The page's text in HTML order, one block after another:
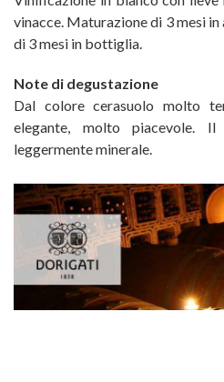
vinacce. Maturazione di 3 mesi
di 3 mesi in bottiglia.
Note di degustazione
Dal colore cerasuolo molto
elegante, molto piacevole.
leggermente minerale.